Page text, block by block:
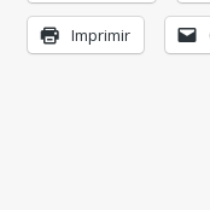
Imprimir